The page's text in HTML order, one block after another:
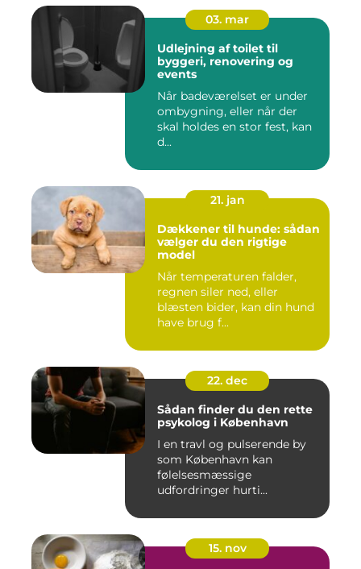
03. mar
Udlejning af toilet til
byggeri, renovering og
events
Når badeværelset er under
ombygning, eller når der
skal holdes en stor fest, kan
d...
21. jan
Dækkener til hunde: sådan
vælger du den rigtige
model
Når temperaturen falder,
regnen siler ned, eller
blæsten bider, kan din hund
have brug f...
22. dec
Sådan finder du den rette
psykolog i København
I en travl og pulserende by
som København kan
følelsesmæssige
udfordringer hurti...
15. nov